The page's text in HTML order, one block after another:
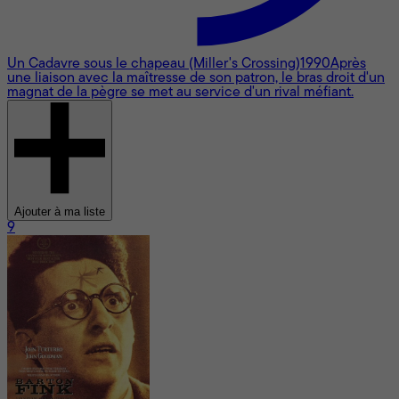
Un Cadavre sous le chapeau (Miller's Crossing)1990Après
une liaison avec la maîtresse de son patron, le bras droit d'un
magnat de la pègre se met au service d'un rival méfiant.
Ajouter à ma liste
9